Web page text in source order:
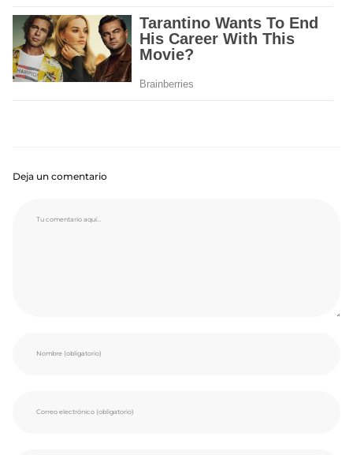
Deja un comentario